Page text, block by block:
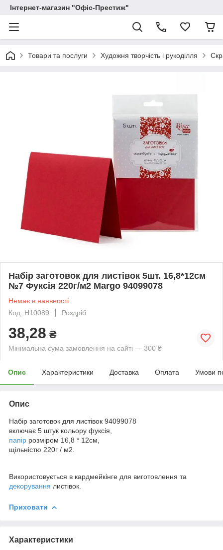
Інтернет-магазин "Офіс-Престиж"
Товари та послуги Художня творчість і рукоділля
Набір заготовок для листівок 5шт. 16,8*12см
№7 Фуксія 220г/м2 Margo 94099078
Немає в наявності
Код: H10089
Роздріб
38,28 ₴
Мінімальна сума замовлення на сайті — 300 ₴
Опис Характеристики Доставка Оплата Умови
Опис
Набір заготовок для листівок 94099078
включає 5 штук кольору фуксія,
папір розміром 16,8 * 12см,
щільністю 220г / м2.
Використовується в кардмейкінге для виготовлення та
декорування листівок.
Приховати
Характеристики